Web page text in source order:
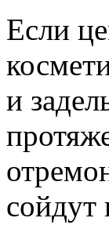
Если
и
сойдут